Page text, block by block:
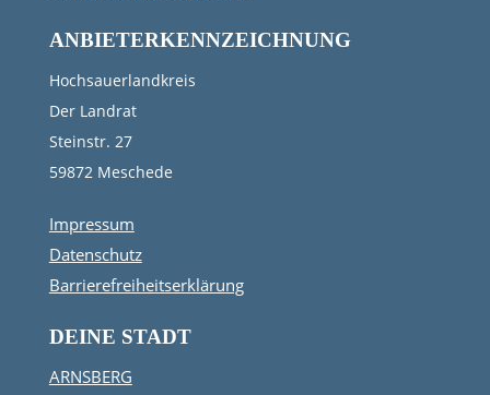
ANBIETERKENNZEICHNUNG
Hochsauerlandkreis
Der Landrat
Steinstr. 27
59872 Meschede
Impressum
Datenschutz
Barrierefreiheitserklärung
DEINE STADT
ARNSBERG